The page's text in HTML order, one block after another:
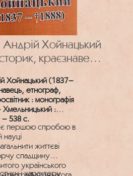
Андрій Хойнацький
краєзнавець,
богослов,
Хойнацький (1837–
етнограф,
: монографія
:
538 с.
є першою спробою в
науці
життєві
спадщину
українського
і характеру